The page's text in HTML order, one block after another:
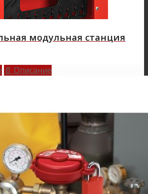
модульная станция
📄 Описание